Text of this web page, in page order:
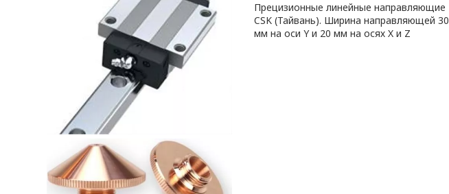
Прецизионные линейные направляющие
CSK (Тайвань). Ширина направляющей 30
мм на оси Y и 20 мм на осях X и Z